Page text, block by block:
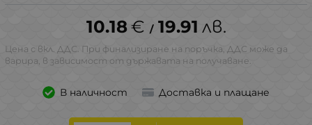
10.18€ / 19.91 лв.
Цена с вкл. ДДС. При финализиране на поръчка, ДДС може да
варира, в зависимост от държавата на получаване.
В наличност Доставка и плащане